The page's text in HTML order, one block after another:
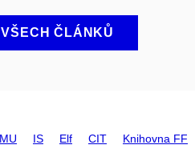
ČLÁNKŮ
IS Elf CIT Knihovna FF